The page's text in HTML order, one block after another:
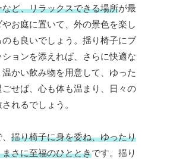
ど、リラックスできる場所が最
お庭に置いて、外の景色を楽し
も良いでしょう。揺り椅子にブ
ョンを添えれば、さらに快適な
かい飲み物を用意して、ゆった
ごせば、心も体も温まり、日々の
れるでしょう。
揺り椅子に身を委ね、ゆったり
さに至福のひとときです。揺り